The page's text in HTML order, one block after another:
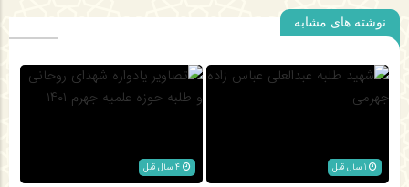
نوشته های مشابه
1 سال قبل